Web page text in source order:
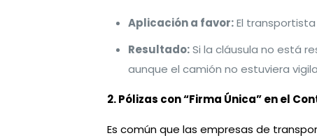
Aplicación a favor:El
Resultado:Si la cláusula no está
aunque el camión no estuviera
2. Pólizas con “Firma Única” en el
Es común que las empresas de